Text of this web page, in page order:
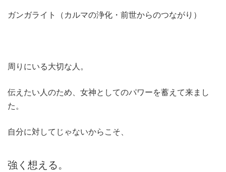
ガンガライト（カルマの浄化・前世からのつながり）
周りにいる大切な人。
伝えたい人のため、女神としてのパワーを蓄えて来まし
た。
自分に対してじゃないからこそ、
強く想える。